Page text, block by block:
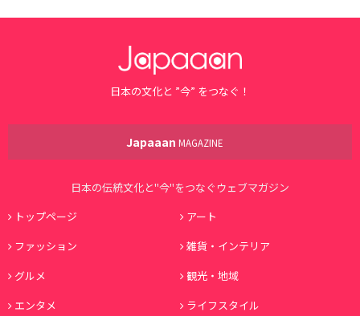
日本の文化と ”今” をつなぐ！
Japaaan MAGAZINE
日本の伝統文化と"今"をつなぐウェブマガジン
トップページ
アート
ファッション
雑貨・インテリア
グルメ
観光・地域
エンタメ
ライフスタイル